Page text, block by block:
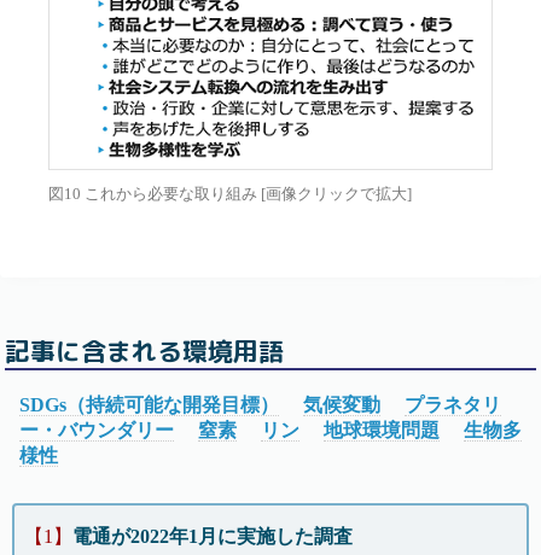
図10 これから必要な取り組み [画像クリックで拡大]
記事に含まれる環境用語
SDGs（持続可能な開発目標） 気候変動
プラネタリ
ー・バウンダリー
窒素 リン 地球環境問題
生物多
様性
【1】 電通が2022年1月に実施した調査